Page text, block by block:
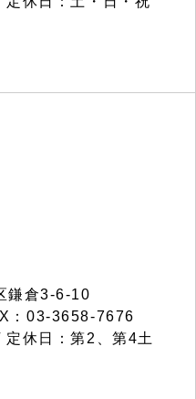
鎌倉3-6-10
：03-3658-7676
休日：第2、第4土